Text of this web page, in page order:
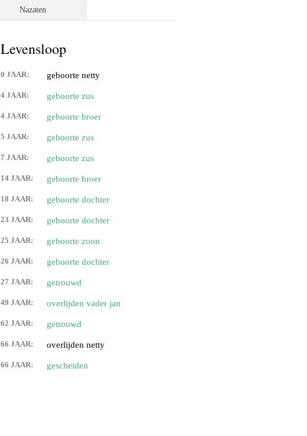
Nazaten
Levensloop
0 JAAR: geboorte netty
4 JAAR: geboorte zus
4 JAAR: geboorte broer
5 JAAR: geboorte zus
7 JAAR: geboorte zus
14 JAAR: geboorte broer
18 JAAR: geboorte dochter
23 JAAR: geboorte dochter
25 JAAR: geboorte zoon
26 JAAR: geboorte dochter
27 JAAR: getrouwd
49 JAAR: overlijden vader jan
62 JAAR: getrouwd
66 JAAR: overlijden netty
66 JAAR: gescheiden